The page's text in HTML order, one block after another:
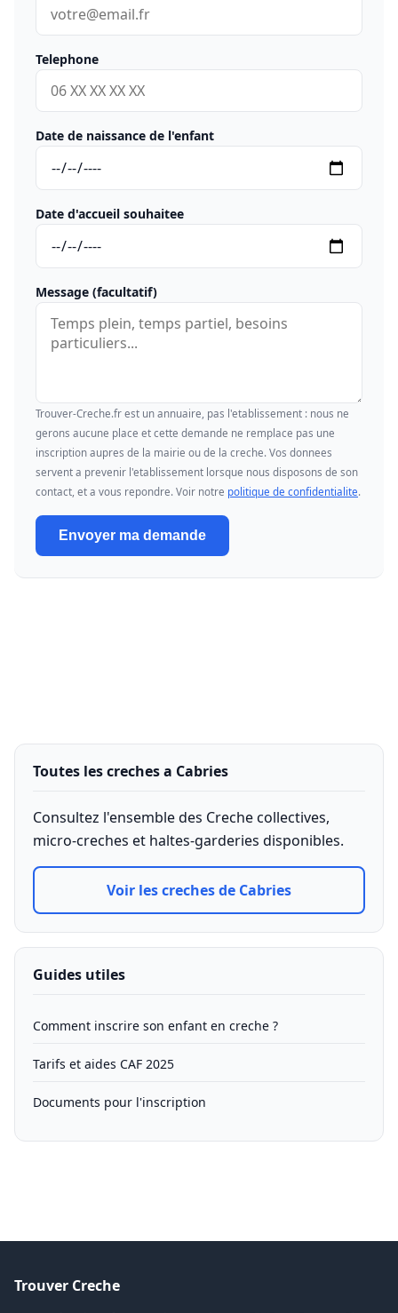
Telephone
Date de naissance de l'enfant
Date d'accueil souhaitee
Message (facultatif)
Trouver-Creche.fr est un annuaire, pas l'etablissement : nous ne
gerons aucune place et cette demande ne remplace pas une
inscription aupres de la mairie ou de la creche. Vos donnees
servent a prevenir l'etablissement lorsque nous disposons de son
contact, et a vous repondre. Voir notre politique de confidentialite.
Envoyer ma demande
Toutes les creches a Cabries
Consultez l'ensemble des Creche collectives,
micro-creches et haltes-garderies disponibles.
Voir les creches de Cabries
Guides utiles
Comment inscrire son enfant en creche ?
Tarifs et aides CAF 2025
Documents pour l'inscription
Trouver Creche